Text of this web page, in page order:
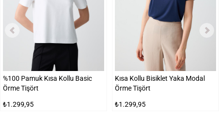
%100 Pamuk Kısa Kollu Basic
Örme Tişört
₺1.299,95
Kısa Kollu Bisiklet Yaka Modal
Örme Tişört
₺1.299,95